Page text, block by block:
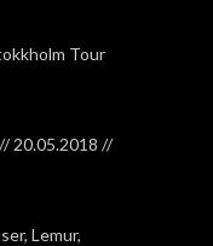
Tour
20.05.2018 //
Lemur,